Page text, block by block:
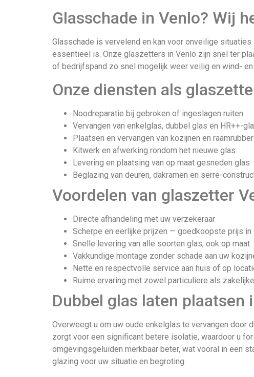
Glasschade in Venlo? Wij
Glasschade is vervelend en kan voor onveilige
essentieel is. Onze glaszetters in Venlo zijn snel ter
of bedrijfspand zo snel mogelijk weer veilig en wind-
Onze diensten als
Noodreparatie bij gebroken of ingeslagen ruiten
Vervangen van enkelglas, dubbel glas en HR++-
Plaatsen en vervangen van kozijnen en
Kitwerk en afwerking rondom het nieuwe glas
Levering en plaatsing van op maat gesneden glas
Beglazing van deuren, dakramen en serre-
Voordelen van glaszetter
Directe afhandeling met uw verzekeraar
Scherpe en eerlijke prijzen — goedkoopste prijs in
Snelle levering van alle soorten glas, ook op maat
Vakkundige montage zonder schade aan uw
Nette en respectvolle service aan huis of op
Ruime ervaring met zowel particuliere als
Dubbel glas laten plaatsen
Overweegt u om uw oude enkelglas te vervangen
zorgt voor een significant betere isolatie, waardoor u
omgevingsgeluiden merkbaar beter, wat vooral in een
glazing voor uw situatie en begroting.